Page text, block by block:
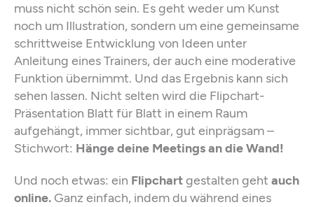
muss nicht schön sein. Es geht weder um Kunst
noch um Illustration, sondern um eine gemeinsame
schrittweise Entwicklung von Ideen unter
Anleitung eines Trainers, der auch eine moderative
Funktion übernimmt. Und das Ergebnis kann sich
sehen lassen. Nicht selten wird die Flipchart-
Präsentation Blatt für Blatt in einem Raum
aufgehängt, immer sichtbar, gut einprägsam –
Stichwort: Hänge deine Meetings an die Wand!
Und noch etwas: ein Flipchartgestalten geht auch
online. Ganz einfach, indem du während eines